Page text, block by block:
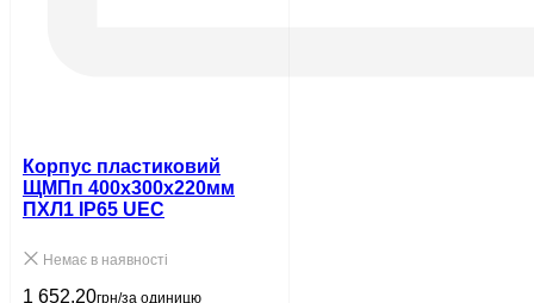
Корпус пластиковий
ЩМПп 400х300х220мм
ПХЛ1 IP65 UEC
Немає в наявності
1 652.20грн/за одиницю